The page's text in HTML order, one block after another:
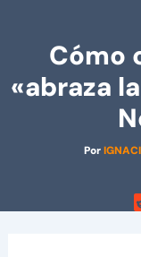
Cómo
«abraza
Por